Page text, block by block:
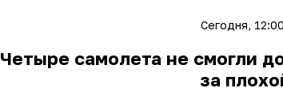
Сегодня, 12:00
Четыре самолета не смогли
за